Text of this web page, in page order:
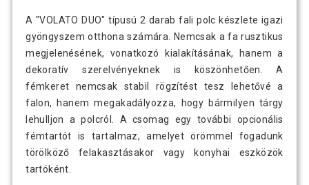
A "VOLATO DUO" típusú 2 darab fali polc készlete igazi
gyöngyszem otthona számára. Nemcsak a fa rusztikus
megjelenésének, vonatkozó kialakításának, hanem a
dekoratív szerelvényeknek is köszönhetően. A
fémkeret nemcsak stabil rögzítést tesz lehetővé a
falon, hanem megakadályozza, hogy bármilyen tárgy
lehulljon a polcról. A csomag egy további opcionális
fémtartót is tartalmaz, amelyet örömmel fogadunk
törölköző felakasztásakor vagy konyhai eszközök
tartóként.